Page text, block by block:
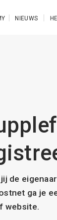
NIEUWS
jij de
ga je
website.